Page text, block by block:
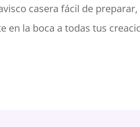
casera fácil de
en la boca a todas tus